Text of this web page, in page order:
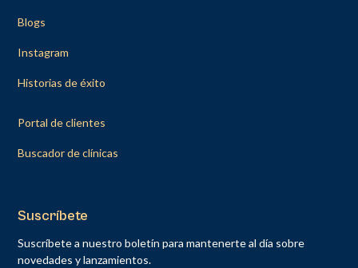
Blogs
Instagram
Historias de éxito
Portal de clientes
Buscador de clínicas
Suscríbete
Suscríbete a nuestro boletín para mantenerte al día sobre
novedades y lanzamientos.